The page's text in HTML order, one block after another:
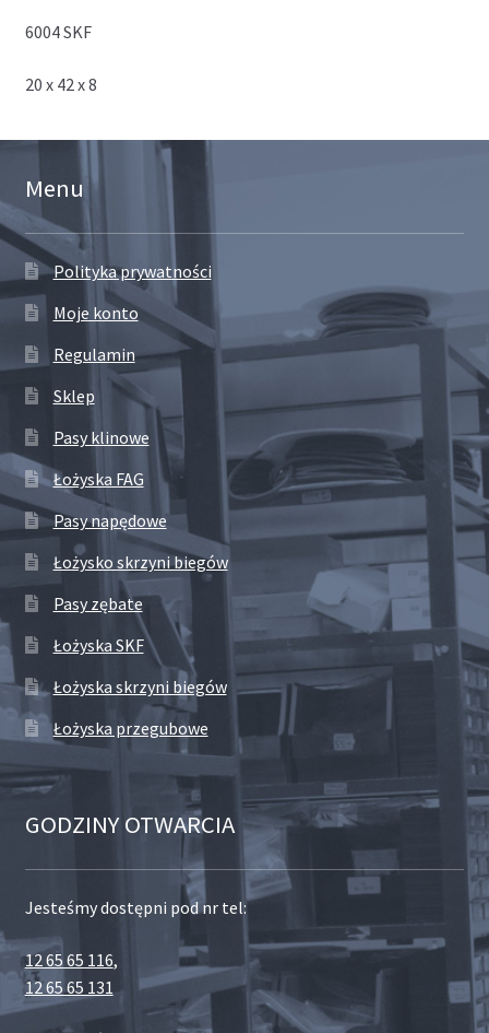
6004 SKF
20 x 42 x 8
Menu
Polityka prywatności
Moje konto
Regulamin
Sklep
Pasy klinowe
Łożyska FAG
Pasy napędowe
Łożysko skrzyni biegów
Pasy zębate
Łożyska SKF
Łożyska skrzyni biegów
Łożyska przegubowe
GODZINY OTWARCIA
Jesteśmy dostępni pod nr tel:
12 65 65 116,
12 65 65 131